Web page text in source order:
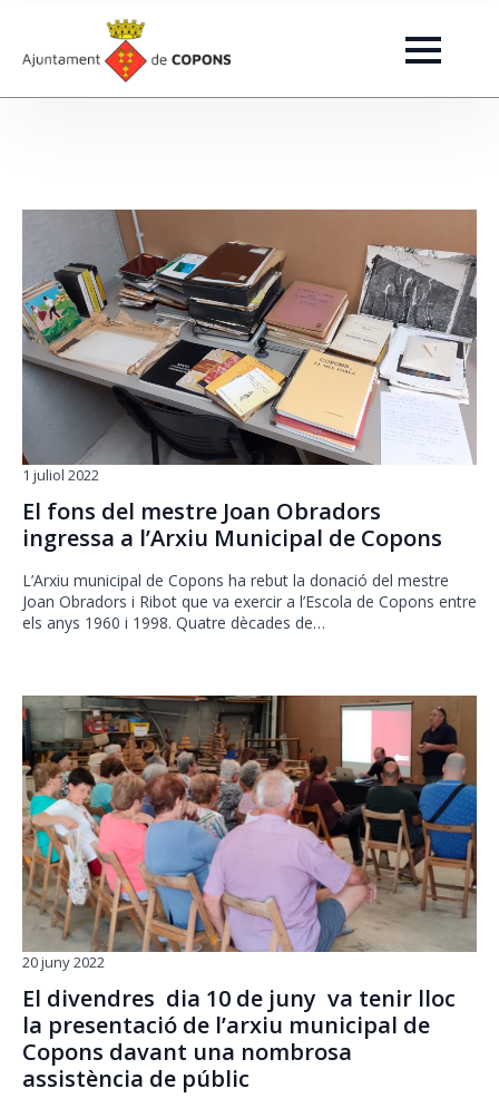
El fons del mestre Joan Obradors
ingressa a l’Arxiu Municipal de Copons
1 juliol 2022
L’Arxiu municipal de Copons ha rebut la donació del mestre
Joan Obradors i Ribot que va exercir a l’Escola de Copons entre
els anys 1960 i 1998. Quatre dècades de…
El divendres dia 10 de juny va tenir lloc
la presentació de l’arxiu municipal de
Copons davant una nombrosa
assistència de públic
20 juny 2022